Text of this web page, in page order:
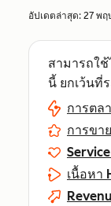
อัปเดตล่าสุด: 27 พ
สามารถใ
นี้ ยกเว้นที่
การตล
การขา
เนื้อหา